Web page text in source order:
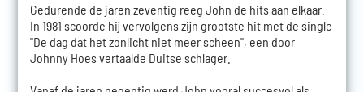
Gedurende de jaren zeventig reeg John de hits aan elkaar.
In 1981 scoorde hij vervolgens zijn grootste hit met de single
"De dag dat het zonlicht niet meer scheen", een door
Johnny Hoes vertaalde Duitse schlager.